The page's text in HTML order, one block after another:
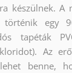
készülnek. A
történik egy
tapéták
Az
benne,